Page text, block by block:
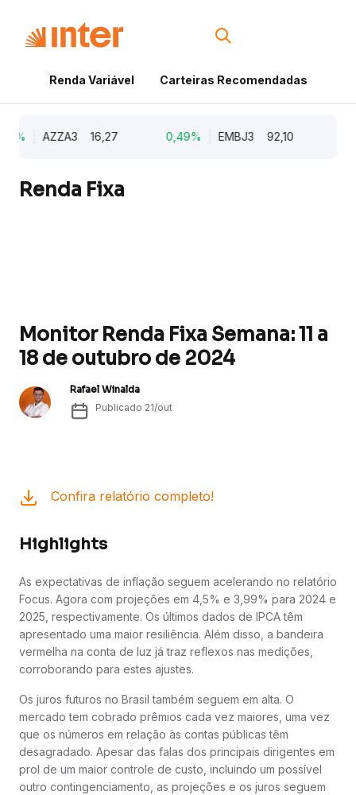
Renda Variável Carteiras Recomendadas
AZZA3 16,27 0,49% EMBJ3 92,10
Renda Fixa
Monitor Renda Fixa Semana: 11 a
18 de outubro de 2024
Rafael Winalda
Publicado 21/out
Confira relatório completo!
Highlights
As expectativas de inflação seguem acelerando no relatório
Focus. Agora com projeções em 4,5% e 3,99% para 2024 e
2025, respectivamente. Os últimos dados de IPCA têm
apresentado uma maior resiliência. Além disso, a bandeira
vermelha na conta de luz já traz reflexos nas medições,
corroborando para estes ajustes.
Os juros futuros no Brasil também seguem em alta. O
mercado tem cobrado prêmios cada vez maiores, uma vez
que os números em relação às contas públicas têm
desagradado. Apesar das falas dos principais dirigentes em
prol de um maior controle de custo, incluindo um possível
outro contingenciamento, as projeções e os juros seguem